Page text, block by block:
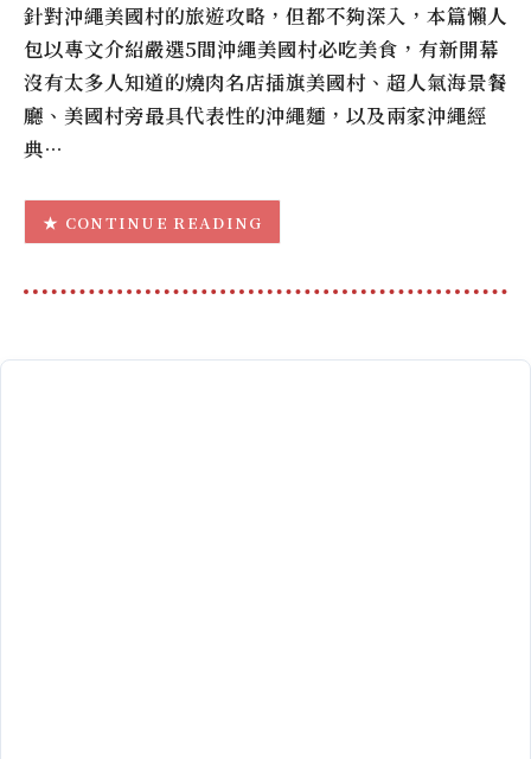
針對沖繩美國村的旅遊攻略，但都不夠深入，本篇懶人
包以專文介紹嚴選5間沖繩美國村必吃美食，有新開幕
沒有太多人知道的燒肉名店插旗美國村、超人氣海景餐
廳、美國村旁最具代表性的沖繩麵，以及兩家沖繩經
典…
CONTINUE READING